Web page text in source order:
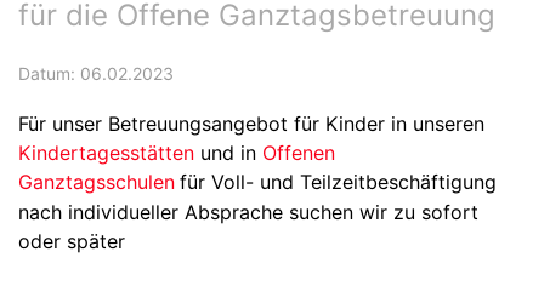
für die Offene Ganztagsbetreuung
Datum: 06.02.2023
Für unser Betreuungsangebot für Kinder in unseren
Kindertagesstätten und in Offenen
Ganztagsschulen für Voll- und Teilzeitbeschäftigung
nach individueller Absprache suchen wir zu sofort
oder später